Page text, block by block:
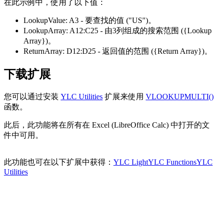
在此示例中，使用了以下值：
LookupValue: A3 - 要查找的值 ("US")。
LookupArray: A12:C25 - 由3列组成的搜索范围 ({Lookup
Array})。
ReturnArray: D12:D25 - 返回值的范围 ({Return Array})。
下载扩展
您可以通过安装 YLC Utilities 扩展来使用 VLOOKUPMULTI()
函数。
此后，此功能将在所有在 Excel (LibreOffice Calc) 中打开的文
件中可用。
此功能也可在以下扩展中获得： YLC LightYLC FunctionsYLC
Utilities